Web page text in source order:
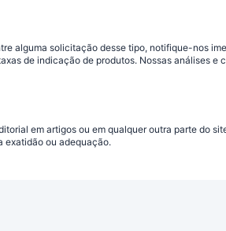
alguma solicitação desse tipo, notifique-nos
de indicação de produtos. Nossas análises e
em artigos ou em qualquer outra parte do
exatidão ou adequação.